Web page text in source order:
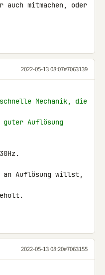
auch mitmachen, oder
2022-05-13 08:07#7063139
Mechanik, die
Auflösung
an Auflösung willst,
2022-05-13 08:20#7063155